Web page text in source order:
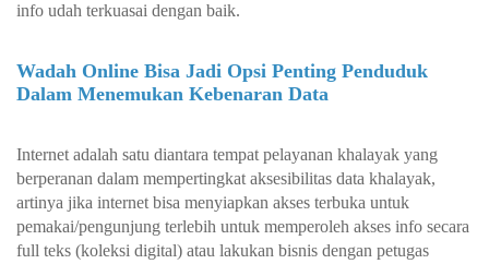
info udah terkuasai dengan baik.
Wadah Online Bisa Jadi Opsi Penting Penduduk
Dalam Menemukan Kebenaran Data
Internet adalah satu diantara tempat pelayanan khalayak yang
berperanan dalam mempertingkat aksesibilitas data khalayak,
artinya jika internet bisa menyiapkan akses terbuka untuk
pemakai/pengunjung terlebih untuk memperoleh akses info secara
full teks (koleksi digital) atau lakukan bisnis dengan petugas